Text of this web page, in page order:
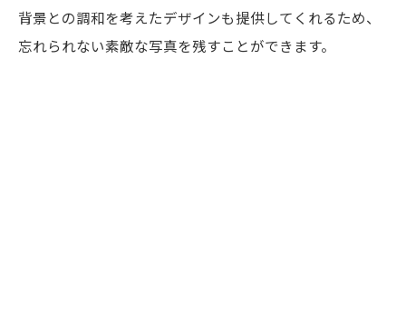
背景との調和を考えたデザインも提供してくれるため、
忘れられない素敵な写真を残すことができます。